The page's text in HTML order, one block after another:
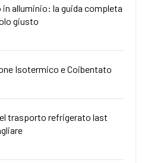
alluminio: la guida completa
giusto
Isotermico e Coibentato
trasporto refrigerato last